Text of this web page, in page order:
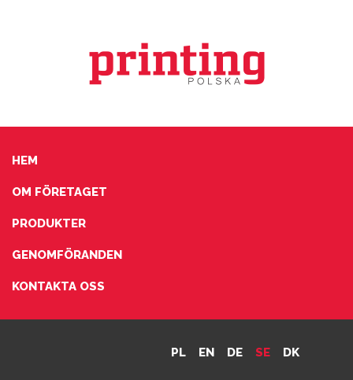
HEM
OM FÖRETAGET
PRODUKTER
GENOMFÖRANDEN
KONTAKTA OSS
PL EN DE SE DK